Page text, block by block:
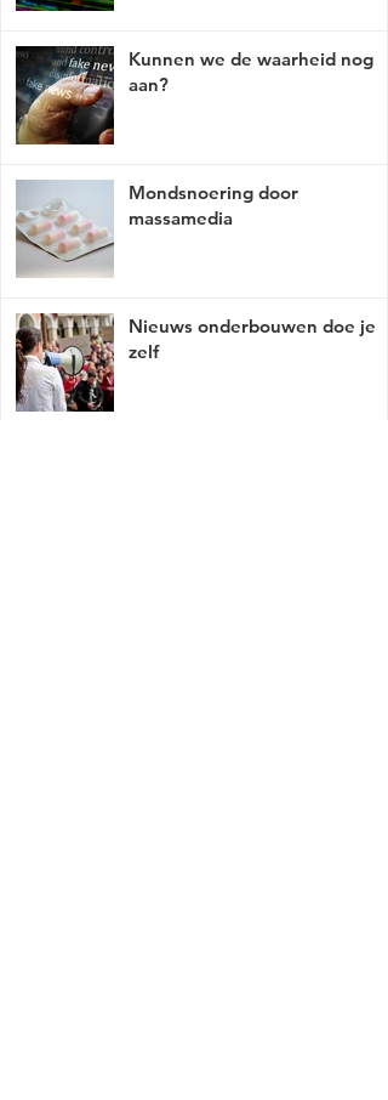
Kunnen we de waarheid nog
aan?
Mondsnoering door
massamedia
Nieuws onderbouwen doe je
zelf